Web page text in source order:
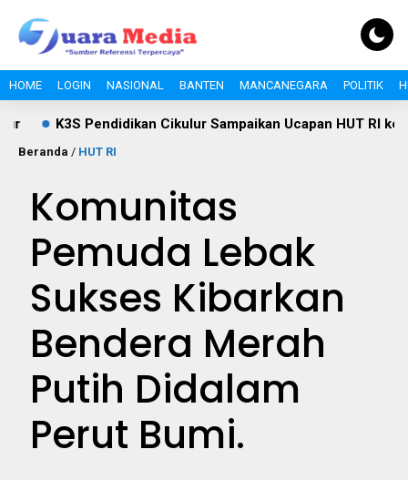
HOME LOGIN NASIONAL BANTEN MANCANEGARA POLITIK
Pendidikan Cikulur Sampaikan Ucapan HUT RI ke-81,
Beranda / HUT RI
Komunitas
Pemuda Lebak
Sukses Kibarkan
Bendera Merah
Putih Didalam
Perut Bumi.